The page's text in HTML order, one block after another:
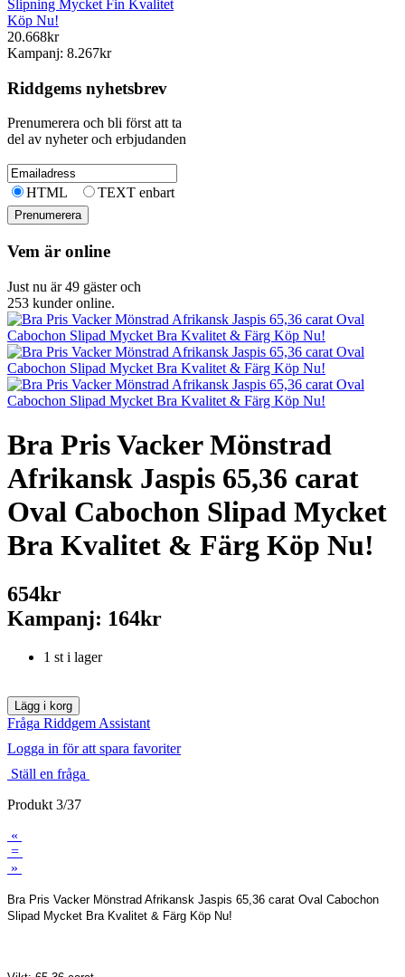
Slipning Mycket Fin Kvalitet
Köp Nu!
20.668kr
Kampanj: 8.267kr
Riddgems nyhetsbrev
Prenumerera och bli först att ta
del av nyheter och erbjudanden
HTML TEXT enbart
Vem är online
Just nu är 49 gäster och
253 kunder online.
Bra Pris Vacker Mönstrad
Afrikansk Jaspis 65,36 carat
Oval Cabochon Slipad Mycket
Bra Kvalitet & Färg Köp Nu!
654kr
Kampanj: 164kr
1 st i lager
Fråga Riddgem Assistant
Logga in för att spara favoriter
Ställ en fråga
Produkt 3/37
«
=
»
Bra Pris Vacker Mönstrad Afrikansk Jaspis 65,36 carat Oval Cabochon
Slipad Mycket Bra Kvalitet & Färg Köp Nu!